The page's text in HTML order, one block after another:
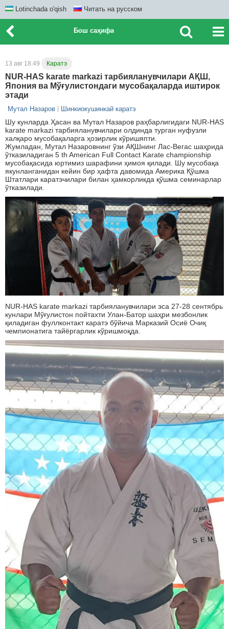
Lotinchada o'qish Читать на русском
Бош саҳифа
13 авг 18:49 Каратэ
NUR-HAS karate markazi тарбияланувчилари АҚШ,
Япония ва Мўғулистондаги мусобақаларда иштирок
этади
Мутал Назаров Шинкиокушинкай каратэ
Шу кунларда Ҳасан ва Мутал Назаров раҳбарлигидаги NUR-HAS
karate markazi тарбияланувчилари олдинда турган нуфузли
халқаро мусобақаларга ҳозирлик кўришяпти.
Жумладан, Мутал Назаровнинг ўзи АҚШнинг Лас-Вегас шаҳрида
ўтказиладиган 5 th American Full Contact Karate championship
мусобақасида юртимиз шарафини ҳимоя қилади. Шу мусобақа
якунланганидан кейин бир ҳафта давомида Америка Қўшма
Штатлари каратэчилари билан ҳамкорликда қўшма семинарлар
ўтказилади.
NUR-HAS karate markazi тарбияланувчилари эса 27-28 сентябрь
кунлари Мўғулистон пойтахти Улан-Батор шаҳри мезбонлик
қиладиган фуллконтакт каратэ бўйича Марказий Осиё Очиқ
чемпионатига тайёргарлик кўришмоқда.